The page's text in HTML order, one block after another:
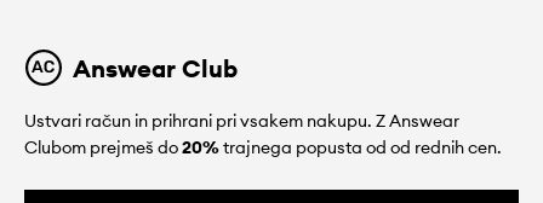
Answear Club
Ustvari račun in prihrani pri vsakem nakupu. Z Answear
Clubom prejmeš do20%trajnega popusta od od rednih cen.